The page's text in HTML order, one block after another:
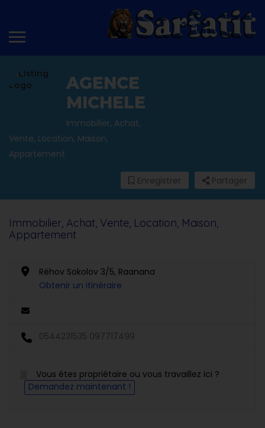
AGENCE
MICHELE
Immobilier, Achat,
Vente, Location, Maison,
Appartement
Partager
Enregistrer
Immobilier, Achat, Vente, Location, Maison,
Appartement
Réhov Sokolov 3/5, Raanana
Obtenir un itinéraire
0544231535 097717499
Vous êtes propriétaire ou vous travaillez ici ?
Demandez maintenant !